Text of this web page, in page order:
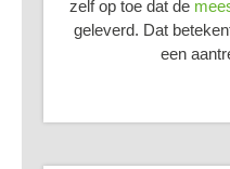
zelf op toe dat de
geleverd. Dat
een